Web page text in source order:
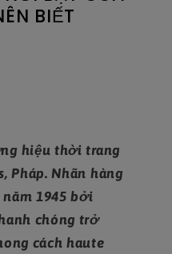
BIẾT
hiệu thời trang
Pháp. Nhãn hàng
1945 bởi
chóng trở
cách haute